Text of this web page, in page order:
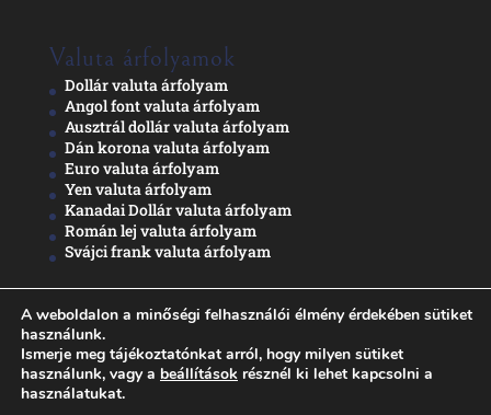
Valuta árfolyamok
Dollár valuta árfolyam
Angol font valuta árfolyam
Ausztrál dollár valuta árfolyam
Dán korona valuta árfolyam
Euro valuta árfolyam
Yen valuta árfolyam
Kanadai Dollár valuta árfolyam
Román lej valuta árfolyam
Svájci frank valuta árfolyam
Adatkezelési nyilatkozat
A weboldalon a minőségi felhasználói élmény érdekében sütiket
használunk.
Ismerje meg tájékoztatónkat arról, hogy milyen sütiket
használunk, vagy a beállítások résznél ki lehet kapcsolni a
használatukat.